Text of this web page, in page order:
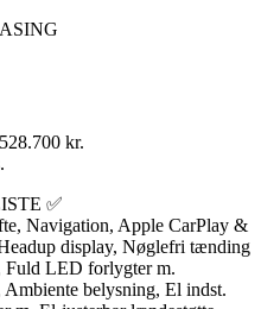
kr.
✅
Navigation, Apple CarPlay &
display, Nøglefri tænding
LED forlygter m.
belysning, El indst.